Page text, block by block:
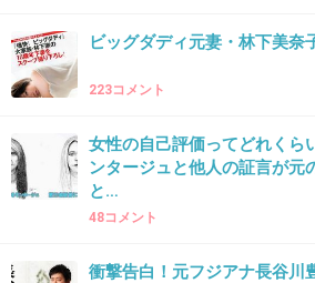
20. 匿名2013/05/06(月) 17:56:28
>>16 他の写真と胸の大きさ
2013/05/06(月) 17:56:48
元々そっちに行く前に短期間
ビッグダディ元妻・林下美奈
223コメント
女性の自己評価ってどれくら
ンタージュと他人の証言が元
と…
48コメント
衝撃告白！元フジアナ長谷川